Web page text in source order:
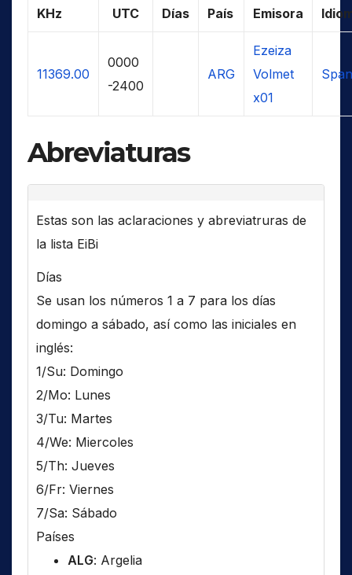
KHz UTC Días País Emisora
11369.00
0000
-2400
ARG
Ezeiza
Volmet
x01
Abreviaturas
Estas son las aclaraciones y abreviatruras de
la lista EiBi
Días
Se usan los números 1 a 7 para los días
domingo a sábado, así como las iniciales en
inglés:
1/Su: Domingo
2/Mo: Lunes
3/Tu: Martes
4/We: Miercoles
5/Th: Jueves
6/Fr: Viernes
7/Sa: Sábado
Países
ALG: Argelia